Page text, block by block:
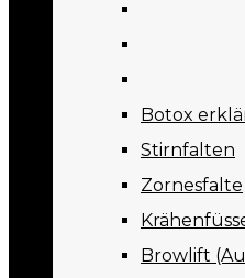
Botox
Stirnfalten
Zornesfalte
Browlift